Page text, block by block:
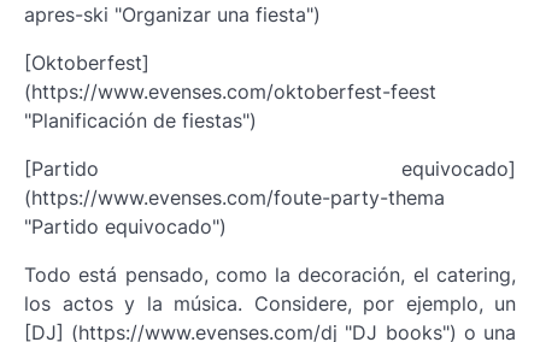
apres-ski "Organizar una fiesta")
[Oktoberfest]
(https://www.evenses.com/oktoberfest-feest
"Planificación de fiestas")
[Partido equivocado]
(https://www.evenses.com/foute-party-thema
"Partido equivocado")
Todo está pensado, como la decoración, el catering,
los actos y la música. Considere, por ejemplo, un
[DJ] (https://www.evenses.com/dj "DJ books") o una